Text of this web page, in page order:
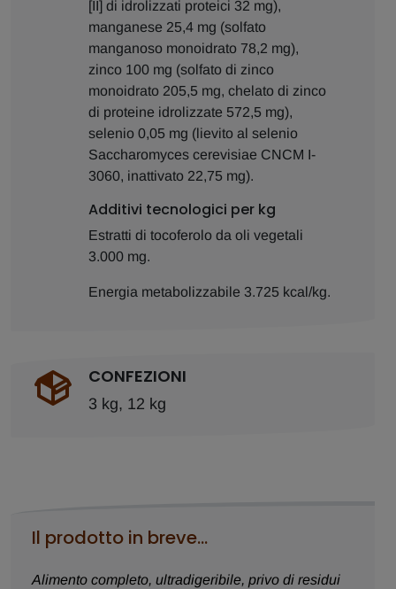
[II] di idrolizzati proteici 32 mg),
manganese 25,4 mg (solfato
manganoso monoidrato 78,2 mg),
zinco 100 mg (solfato di zinco
monoidrato 205,5 mg, chelato di zinco
di proteine idrolizzate 572,5 mg),
selenio 0,05 mg (lievito al selenio
Saccharomyces cerevisiae CNCM I-
3060, inattivato 22,75 mg).
Additivi tecnologici per kg
Estratti di tocoferolo da oli vegetali
3.000 mg.
Energia metabolizzabile 3.725 kcal/kg.
CONFEZIONI
3 kg, 12 kg
Il prodotto in breve...
Alimento completo, ultradigeribile, privo di residui